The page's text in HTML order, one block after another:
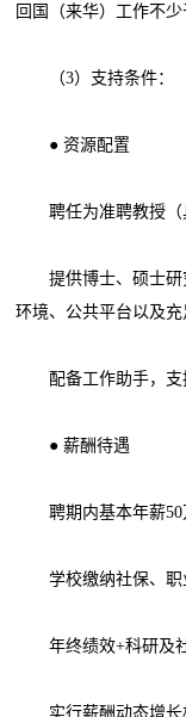
回国（来华）工作不少
（3）支持条件：
● 资源配置
聘任为准聘教授（
提供博士、硕士研
环境、公共平台以及充
配备工作助手，支
● 薪酬待遇
聘期内基本年薪50
学校缴纳社保、职
年终绩效+科研及社
实行薪酬动态增长